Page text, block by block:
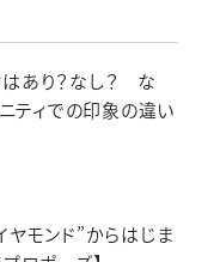
あり？なし？ な
ニティでの印象の違い
モンド”からはじま